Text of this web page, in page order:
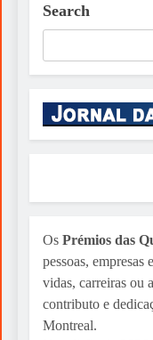
Search
Os Prémios das
pessoas, empresas
vidas, carreiras ou
contributo e
Montreal.